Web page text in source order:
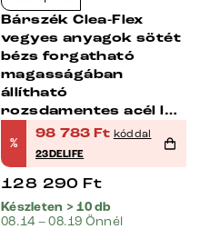
Bárszék Clea-Flex
vegyes anyagok sötét
bézs forgatható
magasságában
állítható
rozsdamentes acél láb
forgatható
%
98 783 Ft kóddal
23DELIFE
128 290 Ft
Készleten > 10 db
08.14 – 08.19 Önnél